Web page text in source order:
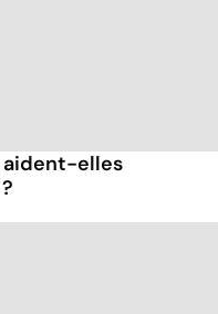
aident-elles